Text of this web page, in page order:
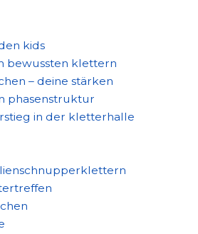
kids
bewussten klettern
– deine stärken
phasenstruktur
in der kletterhalle